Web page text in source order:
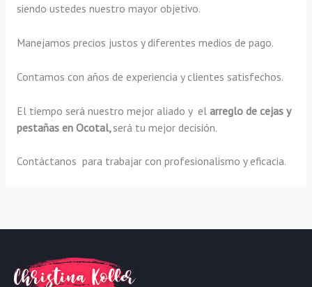
siendo ustedes nuestro mayor objetivo.
Manejamos precios justos y diferentes medios de pago.
Contamos con años de experiencia y clientes satisfechos.
El tiempo será nuestro mejor aliado y el arreglo de cejas y
pestañas en Ocotal, será tu mejor decisión.
Contáctanos para trabajar con profesionalismo y eficacia.